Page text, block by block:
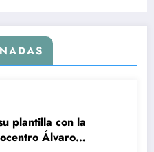
plantilla con la
Álvaro